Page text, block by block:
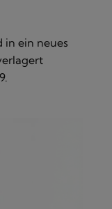
in ein neues